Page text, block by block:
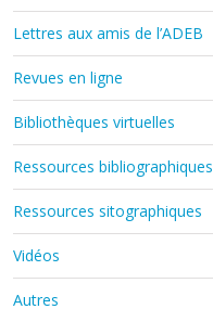
Lettres aux amis de l’ADEB
Revues en ligne
Bibliothèques virtuelles
Ressources bibliographiques
Ressources sitographiques
Vidéos
Autres